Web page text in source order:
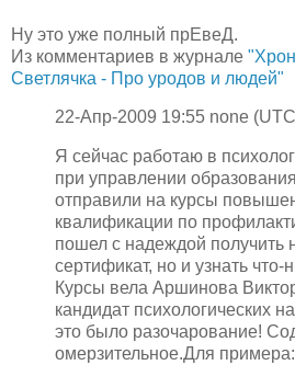
Ну это уже полный прЕвеД.
Из комментариев в журнале
Светлячка - Про уродов и людей"
22-Апр-2009 19:55 none
Я сейчас работаю в
при управлении
отправили на курсы
квалификации по
пошел с надеждой получить
сертификат, но и узнать что-
Курсы вела Аршинова
кандидат психологических
это было разочарование!
омерзительное.Для